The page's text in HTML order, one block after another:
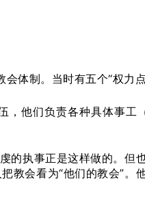
体制。当时有五个“权力
，他们负责各种具体事
的执事正是这样做的。但
教会看为“他们的教会”。